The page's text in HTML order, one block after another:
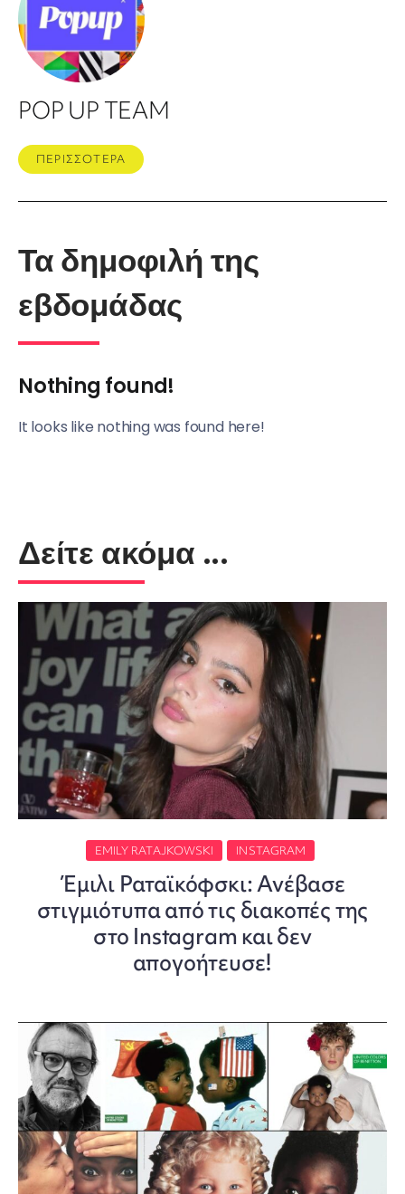
POP UP TEAM
ΠΕΡΙΣΣΟΤΕΡΑ
Τα δημοφιλή της
εβδομάδας
Nothing found!
It looks like nothing was found here!
Δείτε ακόμα ...
EMILY RATAJKOWSKI INSTAGRAM
Έμιλι Ραταϊκόφσκι: Ανέβασε
στιγμιότυπα από τις διακοπές της
στο Instagram και δεν
απογοήτευσε!